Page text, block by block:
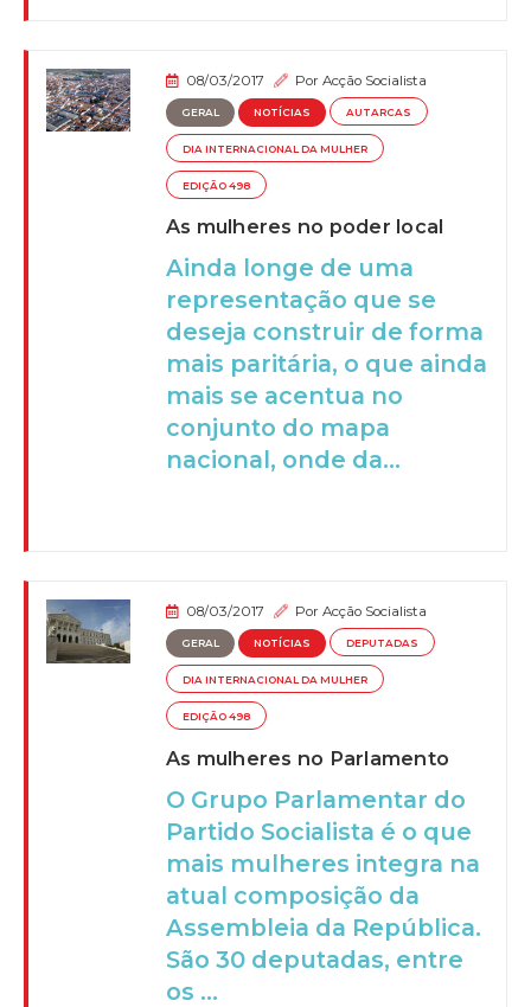
08/03/2017 PorAcção Socialista
GERAL NOTÍCIAS AUTARCAS
DIA INTERNACIONAL DA MULHER
EDIÇÃO 498
As mulheres no poder local
Ainda longe de uma
representação que se
deseja construir de forma
mais paritária, o que ainda
mais se acentua no
conjunto do mapa
nacional, onde da...
08/03/2017 PorAcção Socialista
GERAL NOTÍCIAS DEPUTADAS
DIA INTERNACIONAL DA MULHER
EDIÇÃO 498
As mulheres no Parlamento
O Grupo Parlamentar do
Partido Socialista é o que
mais mulheres integra na
atual composição da
Assembleia da República.
São 30 deputadas, entre
os ...